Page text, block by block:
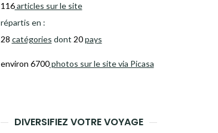
116articles sur le site
répartis en :
28 catégories dont 20pays
environ 6700photos sur le site via Picasa
DIVERSIFIEZ VOTRE VOYAGE